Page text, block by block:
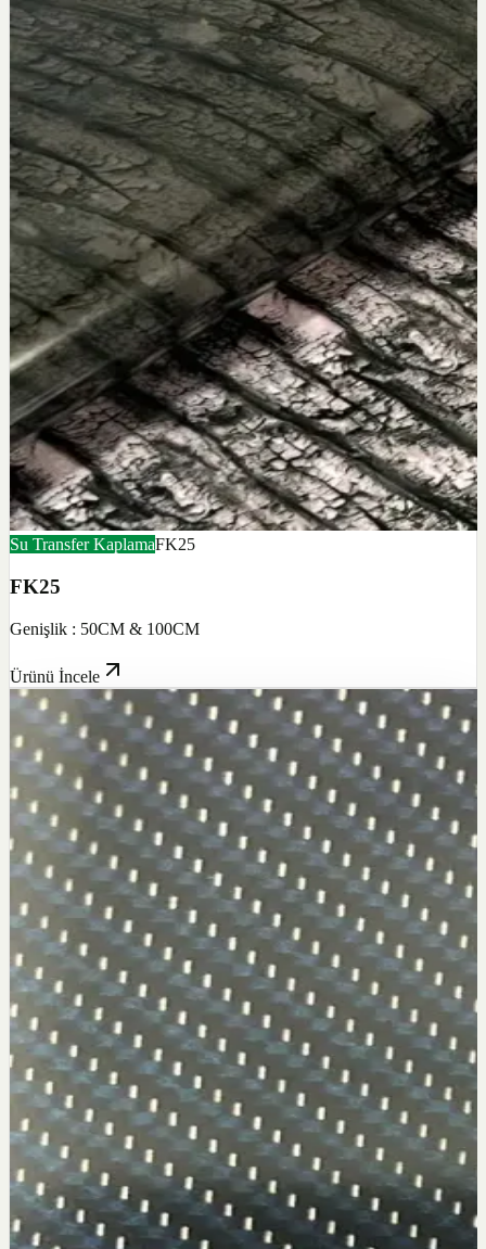
Su Transfer KaplamaFK25
FK25
Genişlik : 50CM & 100CM
Ürünü İncele